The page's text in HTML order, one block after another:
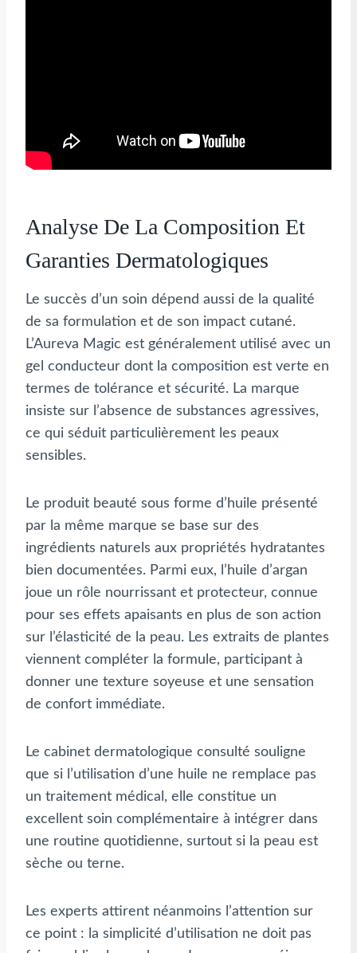
Analyse De La Composition Et
Garanties Dermatologiques
Le succès d’un soin dépend aussi de la qualité
de sa formulation et de son impact cutané.
L’Aureva Magic est généralement utilisé avec un
gel conducteur dont la composition est verte en
termes de tolérance et sécurité. La marque
insiste sur l’absence de substances agressives,
ce qui séduit particulièrement les peaux
sensibles.
Le produit beauté sous forme d’huile présenté
par la même marque se base sur des
ingrédients naturels aux propriétés hydratantes
bien documentées. Parmi eux, l’huile d’argan
joue un rôle nourrissant et protecteur, connue
pour ses effets apaisants en plus de son action
sur l’élasticité de la peau. Les extraits de plantes
viennent compléter la formule, participant à
donner une texture soyeuse et une sensation
de confort immédiate.
Le cabinet dermatologique consulté souligne
que si l’utilisation d’une huile ne remplace pas
un traitement médical, elle constitue un
excellent soin complémentaire à intégrer dans
une routine quotidienne, surtout si la peau est
sèche ou terne.
Les experts attirent néanmoins l’attention sur
ce point : la simplicité d’utilisation ne doit pas